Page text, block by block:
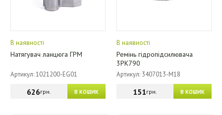
В наявності
Натягувач ланцюга ГРМ
Артикул: 1021200-EG01
В КОШИК
626грн.
В наявності
Ремінь гідропідсилювача
3PK790
Артикул: 3407013-M18
В КОШИК
151грн.